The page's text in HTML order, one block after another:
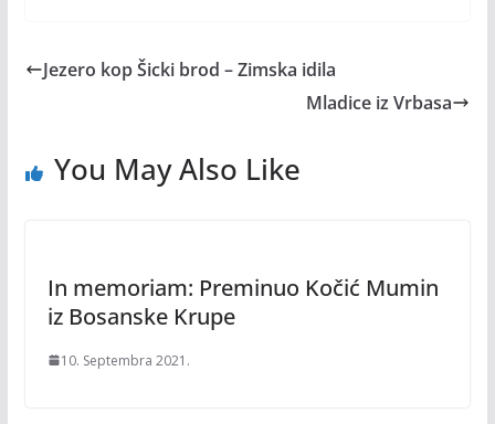
Jezero kop Šicki brod – Zimska idila
Mladice iz Vrbasa
You May Also Like
In memoriam: Preminuo Kočić Mumin
iz Bosanske Krupe
10. Septembra 2021.